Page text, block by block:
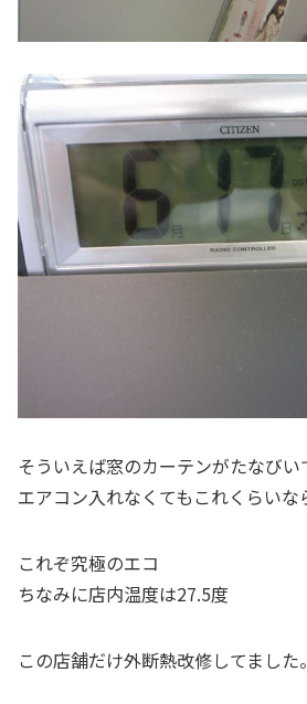
そういえば窓のカーテンがたなびい
エアコン入れなくてもこれくらいな
これぞ究極のエコ
ちなみに店内温度は27.5度
この店舗だけ外断熱改修してました。